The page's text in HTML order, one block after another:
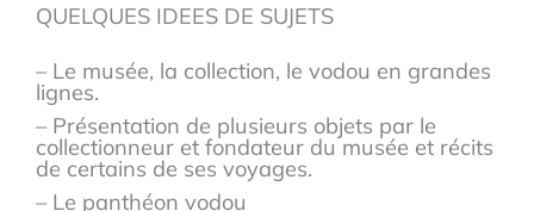
QUELQUES IDEES DE SUJETS
– Le musée, la collection, le vodou en grandes
lignes.
– Présentation de plusieurs objets par le
collectionneur et fondateur du musée et récits
de certains de ses voyages.
– Le panthéon vodou